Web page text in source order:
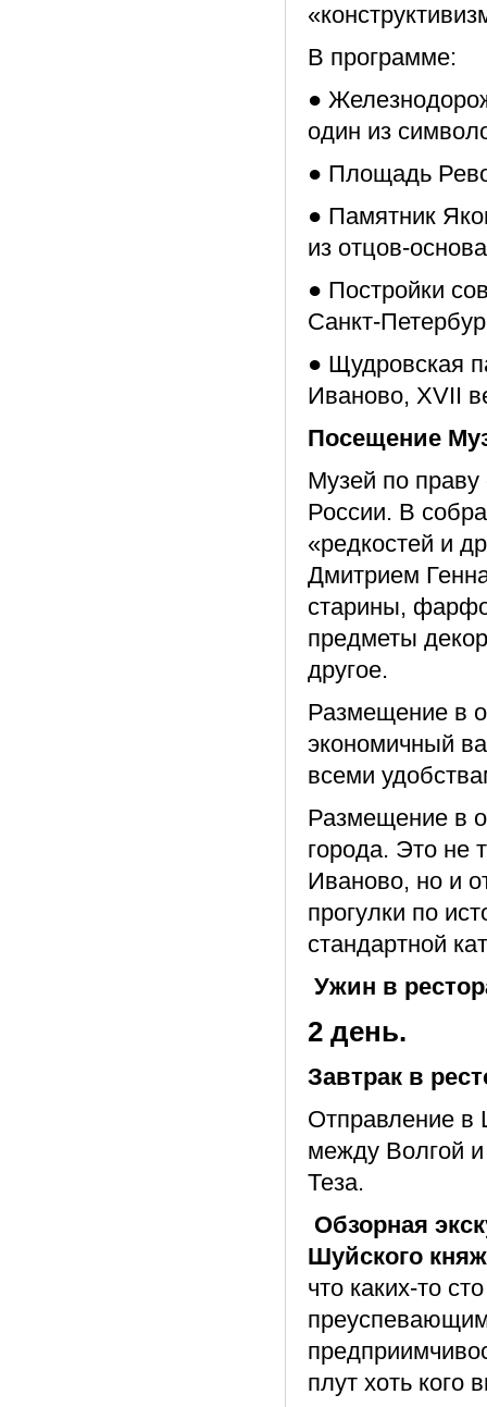
В программе:
●
один из
● Площадь
● Памятник
из отцов-
● Постройки
Санкт-
● Щудровская
Иваново, XVII
Посещение
Музей по праву
России. В
«редкостей и
Дмитрием
старины,
предметы
другое.
Размещение в
экономичный
всеми
Размещение в
города. Это не
Иваново, но и
прогулки по
стандартной
Ужин в
2 день.
Завтрак в
Отправление в
между Волгой и
Теза.
Обзорная
Шуйского
что каких-то
плут хоть кого